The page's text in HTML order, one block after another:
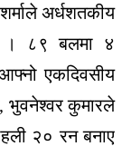
अर्धशतकीय
। ८९ बलमा ४
एकदिवसीय
भुवनेश्वर कुमारले
२० रन बनाए